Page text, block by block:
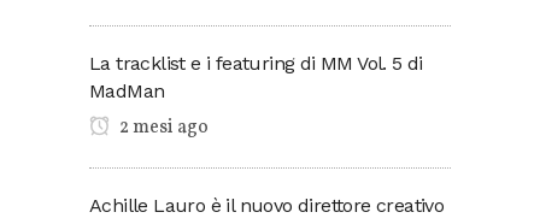
La tracklist e i featuring di MM Vol. 5 di
MadMan
2 mesi ago
Achille Lauro è il nuovo direttore creativo